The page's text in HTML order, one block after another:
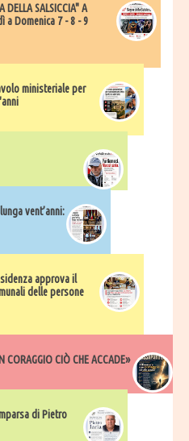
DELLA SALSICCIA" A
a Domenica 7 - 8 - 9
ministeriale per
vent’anni:
approva il
delle persone
CORAGGIO CIÒ CHE ACCADE»
di Pietro